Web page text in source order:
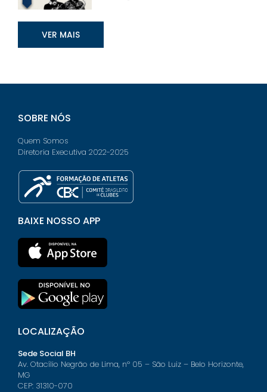
VER MAIS
SOBRE NÓS
Quem Somos
Diretoria Executiva 2022-2025
BAIXE NOSSO APP
LOCALIZAÇÃO
Sede Social BH
Av. Otacílio Negrão de Lima, nº 05 – São Luiz – Belo Horizonte,
MG
CEP: 31310-070